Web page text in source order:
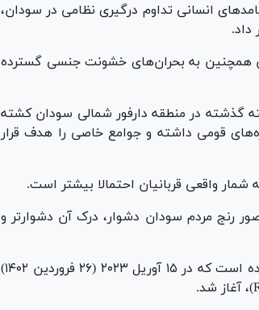
انسانی تداوم درگیری نظامی در سودان،
همچنین به بحران‌های خشونت جنسی گسترده
سازمان ملل، بیش از ۴۸۰ غیرنظامی در ۲ هفته گذشته در منطقه دارفور شمالی سودان کشته
قومی داشته و جوامع خاصی را هدف قرار
شمار واقعی قربانیان احتمالا بیشتر است.
رنج مردم سودان دشوار، درک آن دشوارتر و
دارفور شمالی سودان به میدان نبرد کلیدی در جنگی تبدیل شده است که در ۱۵ آوریل ۲۰۲۳ (۲۶ فروردین ۱۴۰۲)